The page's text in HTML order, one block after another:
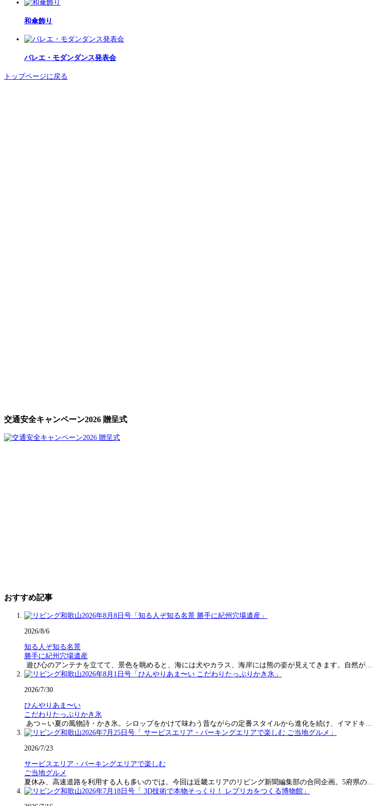
和傘飾り
バレエ・モダンダンス発表会
トップページに戻る
交通安全キャンペーン2026 贈呈式
おすすめ記事
2026/8/6
知る人ぞ知る名景
勝手に紀州穴場遺産
遊び心のアンテナを立てて、景色を眺めると、海には犬やカラス、海岸には熊の姿が見えてきます。自然が…
2026/7/30
ひんやりあま〜い
こだわりたっぷりかき氷
あつ～い夏の風物詩・かき氷。シロップをかけて味わう昔ながらの定番スタイルから進化を続け、イマドキ…
2026/7/23
サービスエリア・パーキングエリアで楽しむ
ご当地グルメ
夏休み、高速道路を利用する人も多いのでは。今回は近畿エリアのリビング新聞編集部の合同企画。5府県の…